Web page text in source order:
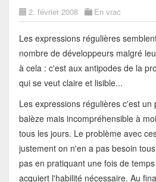
2. février 2008 En vrac
Les expressions régulières
nombre de développeurs malgré
à cela : c'est aux antipodes de la
qui se veut claire et lisible...
Les expressions régulières c'est un
balèze mais incompréhensible à
tous les jours. Le problème avec
justement on n'en a pas besoin
pas en pratiquant une fois de
acquiert l'habilité nécessaire. Au